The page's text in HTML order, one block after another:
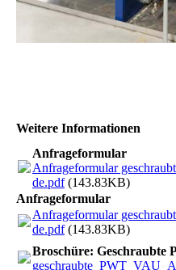
Weitere Informationen
Anfrageformular
Anfrageformular
de.pdf(143.83KB)
Anfrageformular
Anfrageformular
de.pdf(143.83KB)
Broschüre: Geschraubte